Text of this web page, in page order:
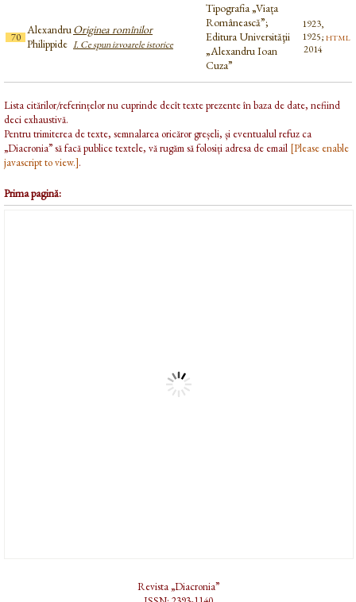
70
Alexandru
Philippide
Originea romînilor
I. Ce spun izvoarele istorice
Tipografia „Viața
Românească”;
Editura Universităţii
„Alexandru Ioan
Cuza”
1923,
1925;
2014
html
Lista citărilor/referințelor nu cuprinde decît texte prezente în baza de date, nefiind
deci exhaustivă.
Pentru trimiterea de texte, semnalarea oricăror greșeli, și eventualul refuz ca
„Diacronia” să facă publice textele, vă rugăm să folosiți adresa de email [Please enable
javascript to view.].
Prima pagină:
Revista „Diacronia”